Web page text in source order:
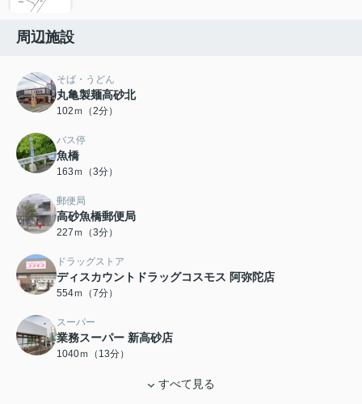
周辺施設
そば・うどん
丸亀製麺高砂北
102ｍ（2分）
バス停
魚橋
163ｍ（3分）
郵便局
高砂魚橋郵便局
227ｍ（3分）
ドラッグストア
ディスカウントドラッグコスモス 阿弥陀店
554ｍ（7分）
スーパー
業務スーパー 新高砂店
1040ｍ（13分）
すべて見る